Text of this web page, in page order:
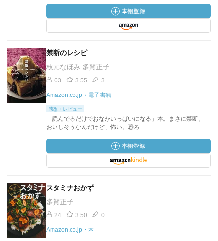
禁断のレシピ
枝元なほみ 多賀正子
63 3.55 3
Amazon.co.jp・電子書籍
感想・レビュー
「読んでるだけでおなかいっぱいになる」本。まさに禁断。
おいしそうなんだけど、怖い。恐ろ...
スタミナおかず
多賀正子
24 3.50 0
Amazon.co.jp・本